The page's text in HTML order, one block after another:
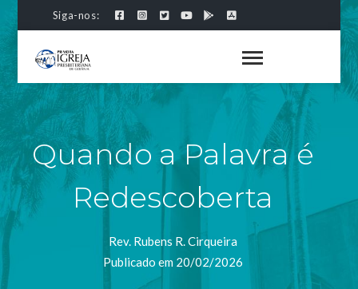
Siga-nos:
Quando a Palavra é
Redescoberta
Rev. Rubens R. Cirqueira
Publicado em 20/02/2026